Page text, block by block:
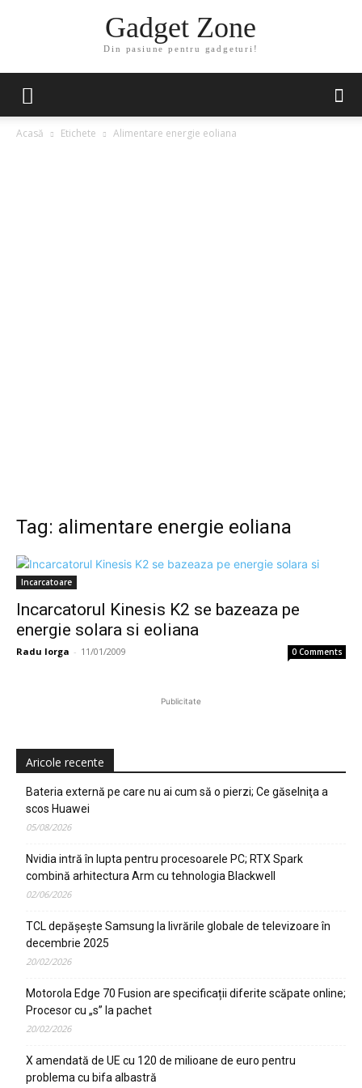
Gadget Zone
Din pasiune pentru gadgeturi!
Acasă Etichete Alimentare energie eoliana
Tag: alimentare energie eoliana
Incarcatoare
Incarcatorul Kinesis K2 se bazeaza pe
energie solara si eoliana
Radu Iorga - 11/01/2009 0 Comments
Publicitate
Aricole recente
Bateria externă pe care nu ai cum să o pierzi; Ce găselniţa a
scos Huawei
05/08/2026
Nvidia intră în lupta pentru procesoarele PC; RTX Spark
combină arhitectura Arm cu tehnologia Blackwell
02/06/2026
TCL depășește Samsung la livrările globale de televizoare în
decembrie 2025
20/02/2026
Motorola Edge 70 Fusion are specificații diferite scăpate online;
Procesor cu „s” la pachet
20/02/2026
X amendată de UE cu 120 de milioane de euro pentru
problema cu bifa albastră